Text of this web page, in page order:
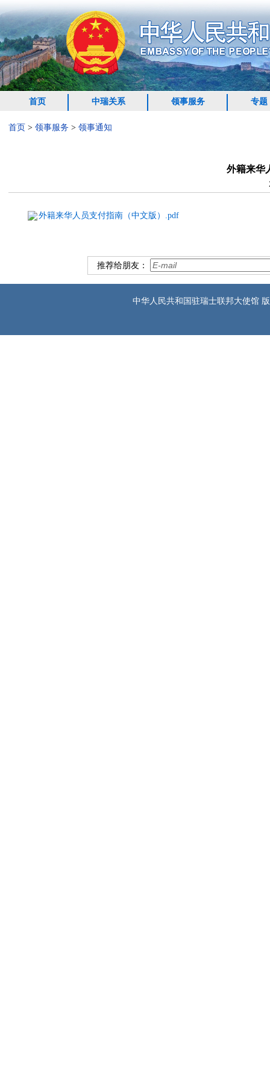
首页 中瑞关系 领事服务 专题
首页 > 领事服务 > 领事通知
外籍来华
外籍来华人员支付指南（中文版）.pdf
推荐给朋友：
中华人民共和国驻瑞士联邦大使馆